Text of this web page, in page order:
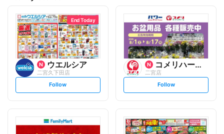
End Today
ウエルシア
二宮久下田店
s
t
o
Follow
コメリハード&グリーン
二宮店
s
t
l
o
w
Follow